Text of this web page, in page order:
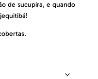
de sucupira, e quando